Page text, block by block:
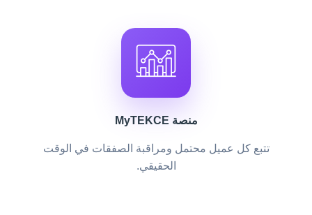
منصة MyTEKCE
تتبع كل عميل محتمل ومراقبة الصفقات في الوقت
الحقيقي.